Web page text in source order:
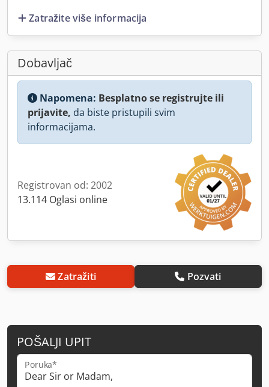
Zatražite više informacija
Dobavljač
Napomena: Besplatno se registrujte ili
prijavite, da biste pristupili svim
informacijama.
Registrovan od: 2002
13.114 Oglasi online
Zatražiti Pozvati
POŠALJI UPIT
Poruka*